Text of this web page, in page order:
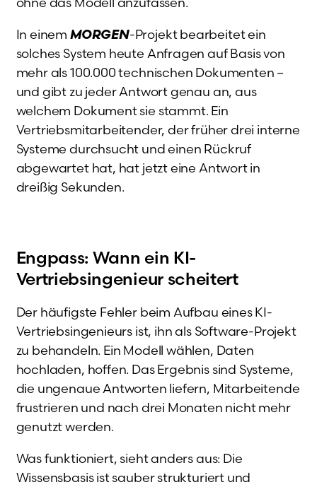
In einem MORGEN-Projekt bearbeitet ein
solches System heute Anfragen auf Basis von
mehr als 100.000 technischen Dokumenten –
und gibt zu jeder Antwort genau an, aus
welchem Dokument sie stammt. Ein
Vertriebsmitarbeitender, der früher drei interne
Systeme durchsucht und einen Rückruf
abgewartet hat, hat jetzt eine Antwort in
dreißig Sekunden.
Engpass: Wann ein KI-
Vertriebsingenieur scheitert
Der häufigste Fehler beim Aufbau eines KI-
Vertriebsingenieurs ist, ihn als Software-Projekt
zu behandeln. Ein Modell wählen, Daten
hochladen, hoffen. Das Ergebnis sind Systeme,
die ungenaue Antworten liefern, Mitarbeitende
frustrieren und nach drei Monaten nicht mehr
genutzt werden.
Was funktioniert, sieht anders aus: Die
Wissensbasis ist sauber strukturiert und